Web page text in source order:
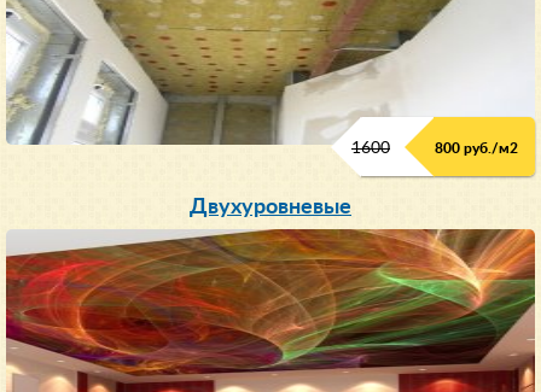
1600 800 руб./м2
Двухуровневые